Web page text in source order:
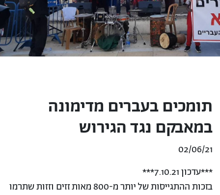
תומכים בעברים מדימונה
במאבקם נגד הגירוש
02/06/21
***עדכון 7.10.21***
בזכות ההתגייסות של יותר מ-800 מאות זזים וזזות שתרמו